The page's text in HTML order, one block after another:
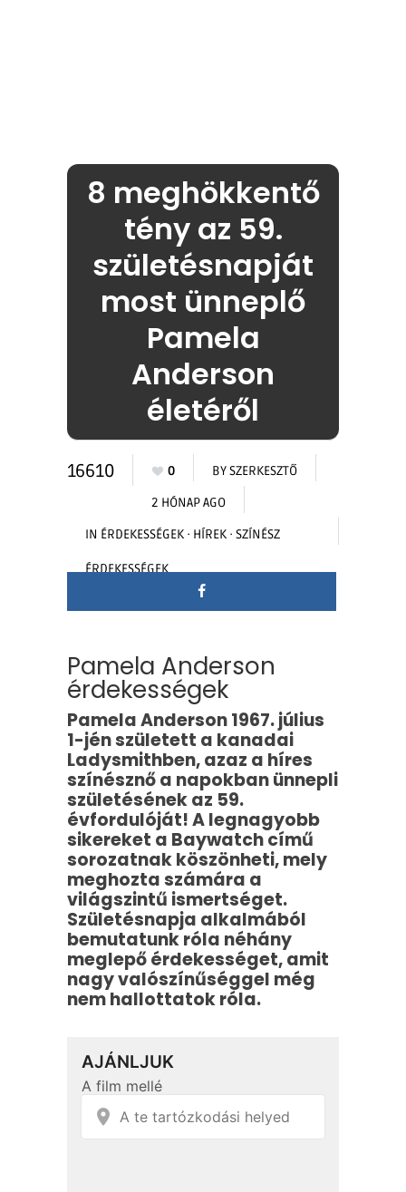
8 meghökkentő
tény az 59.
születésnapját
most ünneplő
Pamela
Anderson
életéről
16610 0 BYSZERKESZTŐ
2 HÓNAP AGO
IN ÉRDEKESSÉGEK · HÍREK · SZÍNÉSZ
ÉRDEKESSÉGEK
Pamela Anderson
érdekességek
Pamela Anderson 1967. július
1-jén született a kanadai
Ladysmithben, azaz a híres
színésznő a napokban ünnepli
születésének az 59.
évfordulóját! A legnagyobb
sikereket a Baywatch című
sorozatnak köszönheti, mely
meghozta számára a
világszintű ismertséget.
Születésnapja alkalmából
bemutatunk róla néhány
meglepő érdekességet, amit
nagy valószínűséggel még
nem hallottatok róla.